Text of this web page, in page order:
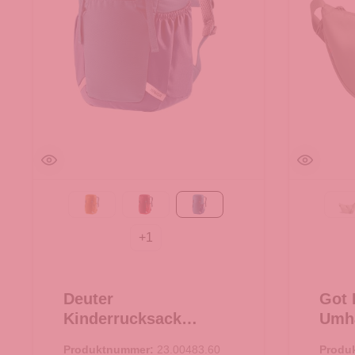
maple-ambermasala-cherrywave-nightblue
+1
Deuter
Kinderrucksack
Produktnummer: 23.00483.60
Got